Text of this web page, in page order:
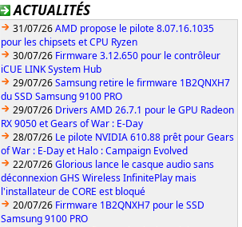
ACTUALITÉS
31/07/26AMD propose le pilote 8.07.16.1035
pour les chipsets et CPU Ryzen
30/07/26 Firmware 3.12.650 pour le contrôleur
iCUE LINK System Hub
29/07/26Samsung retire le firmware 1B2QNXH7
du SSD Samsung 9100 PRO
29/07/26 Drivers AMD 26.7.1 pour le GPU Radeon
RX 9050 et Gears of War : E-Day
28/07/26 Le pilote NVIDIA 610.88 prêt pour Gears
of War : E-Day et Halo : Campaign Evolved
22/07/26Glorious lance le casque audio sans
déconnexion GHS Wireless InfinitePlay mais
l'installateur de CORE est bloqué
20/07/26 Firmware 1B2QNXH7 pour le SSD
Samsung 9100 PRO